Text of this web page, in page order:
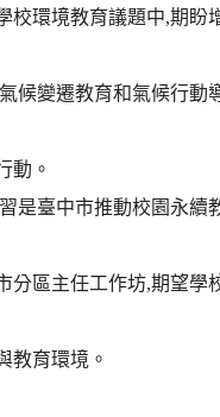
校環境教育議題中,期盼
候變遷教育和氣候行動
動。
是臺中市推動校園永續
分區主任工作坊,期望學
教育環境。